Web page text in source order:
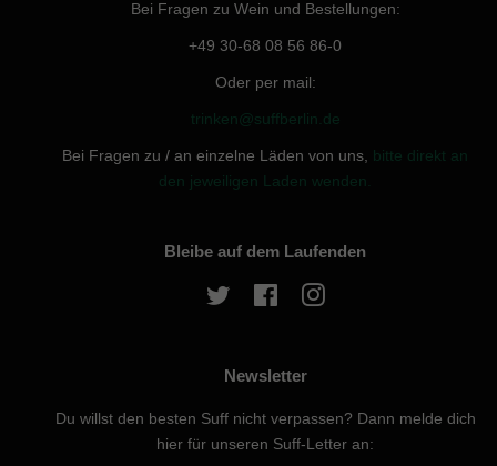
Bei Fragen zu Wein und Bestellungen:
+49 30-68 08 56 86-0
Oder per mail:
trinken@suffberlin.de
Bei Fragen zu / an einzelne Läden von uns, bitte direkt an
den jeweiligen Laden wenden.
Bleibe auf dem Laufenden
Twitter Facebook
Newsletter
Du willst den besten Suff nicht verpassen? Dann melde dich
hier für unseren Suff-Letter an: